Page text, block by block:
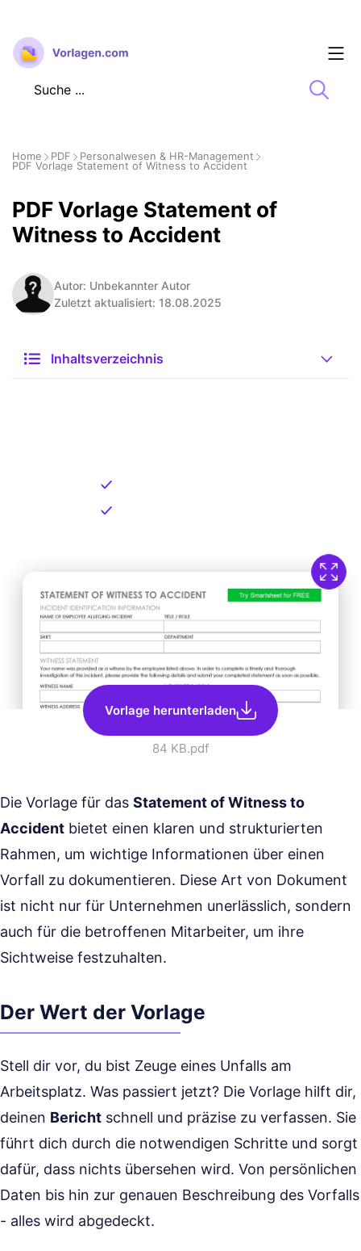
Zum
Inhalt
springen
Home PDF
Personalwesen & HR-Management
PDF Vorlage Statement of Witness to Accident
PDF Vorlage Statement of
Witness to Accident
Autor: Unbekannter Autor
Zuletzt aktualisiert: 18.08.2025
Inhaltsverzeichnis
Vorlage herunterladen
84 KB.pdf
Die Vorlage für das Statement of Witness to
Accident bietet einen klaren und strukturierten
Rahmen, um wichtige Informationen über einen
Vorfall zu dokumentieren. Diese Art von Dokument
ist nicht nur für Unternehmen unerlässlich, sondern
auch für die betroffenen Mitarbeiter, um ihre
Sichtweise festzuhalten.
Der Wert der Vorlage
Stell dir vor, du bist Zeuge eines Unfalls am
Arbeitsplatz. Was passiert jetzt? Die Vorlage hilft dir,
deinen Bericht schnell und präzise zu verfassen. Sie
führt dich durch die notwendigen Schritte und sorgt
dafür, dass nichts übersehen wird. Von persönlichen
Daten bis hin zur genauen Beschreibung des Vorfalls
- alles wird abgedeckt.